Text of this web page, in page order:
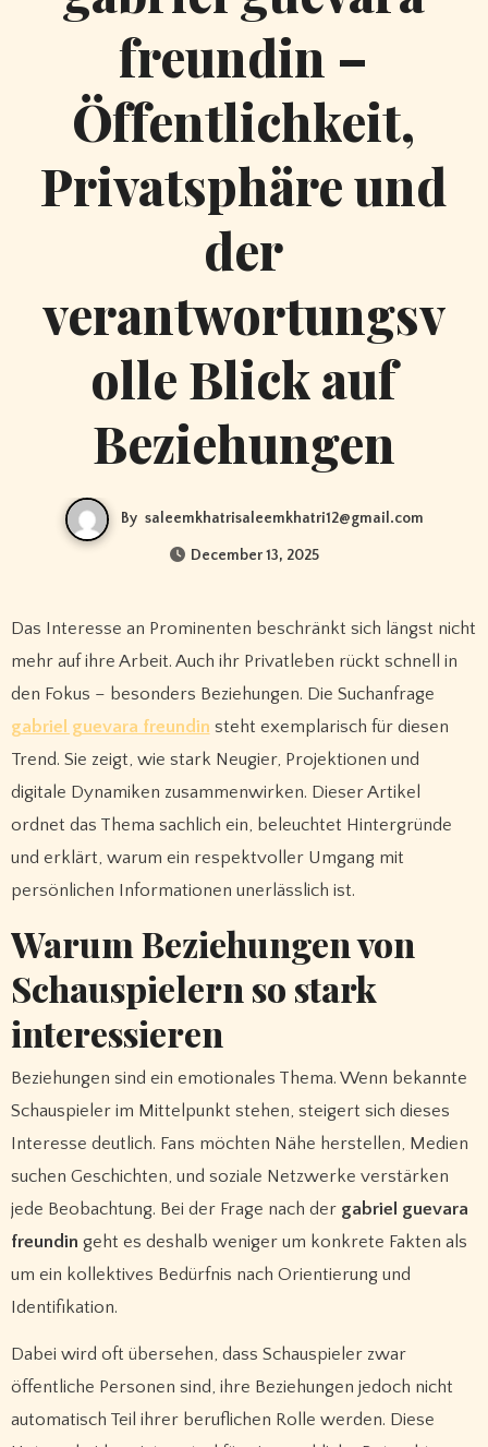
freundin –
Öffentlichkeit,
Privatsphäre und
der
verantwortungsv
olle Blick auf
Beziehungen
By saleemkhatrisaleemkhatri12@gmail.com
December 13, 2025
Das Interesse an Prominenten beschränkt sich längst nicht
mehr auf ihre Arbeit. Auch ihr Privatleben rückt schnell in
den Fokus – besonders Beziehungen. Die Suchanfrage
gabriel guevara freundin steht exemplarisch für diesen
Trend. Sie zeigt, wie stark Neugier, Projektionen und
digitale Dynamiken zusammenwirken. Dieser Artikel
ordnet das Thema sachlich ein, beleuchtet Hintergründe
und erklärt, warum ein respektvoller Umgang mit
persönlichen Informationen unerlässlich ist.
Warum Beziehungen von
Schauspielern so stark
interessieren
Beziehungen sind ein emotionales Thema. Wenn bekannte
Schauspieler im Mittelpunkt stehen, steigert sich dieses
Interesse deutlich. Fans möchten Nähe herstellen, Medien
suchen Geschichten, und soziale Netzwerke verstärken
jede Beobachtung. Bei der Frage nach der gabriel guevara
freundin geht es deshalb weniger um konkrete Fakten als
um ein kollektives Bedürfnis nach Orientierung und
Identifikation.
Dabei wird oft übersehen, dass Schauspieler zwar
öffentliche Personen sind, ihre Beziehungen jedoch nicht
automatisch Teil ihrer beruflichen Rolle werden. Diese